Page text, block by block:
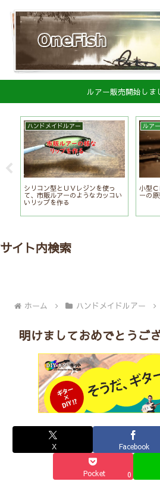
ルアー販売開始しま
ハンドメイドルアー
シリコン型とＵＶレジンを使っ
て、市販ルアーのようなカッコい
いリップを作る
ルア
小型
ーの
サイト内検索
ホーム ハンドメイドルアー
明けましておめでとうご
X Facebook
Pocket 0